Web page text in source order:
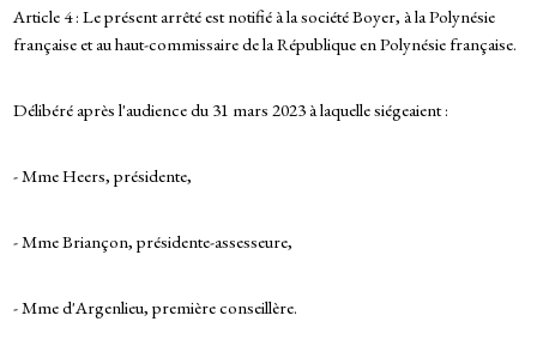
Article 4 : Le présent arrêté est notifié à la société Boyer, à la Polynésie
française et au haut-commissaire de la République en Polynésie française.
Délibéré après l'audience du 31 mars 2023 à laquelle siégeaient :
- Mme Heers, présidente,
- Mme Briançon, présidente-assesseure,
- Mme d'Argenlieu, première conseillère.